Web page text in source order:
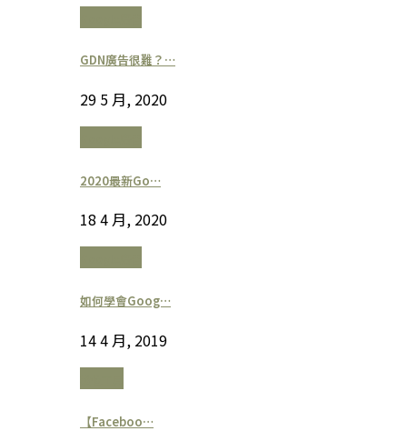
GDN廣告很難？…
29 5 月, 2020
2020最新Go…
18 4 月, 2020
如何學會Goog…
14 4 月, 2019
【Faceboo…